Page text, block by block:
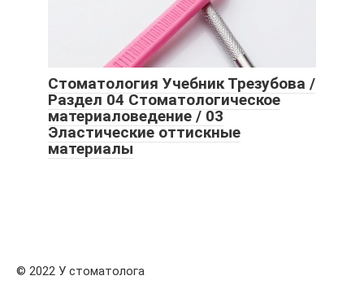
Стоматология Учебник Трезубова /
Раздел 04 Стоматологическое
материаловедение / 03
Эластические оттискные
материалы
© 2022 У стоматолога